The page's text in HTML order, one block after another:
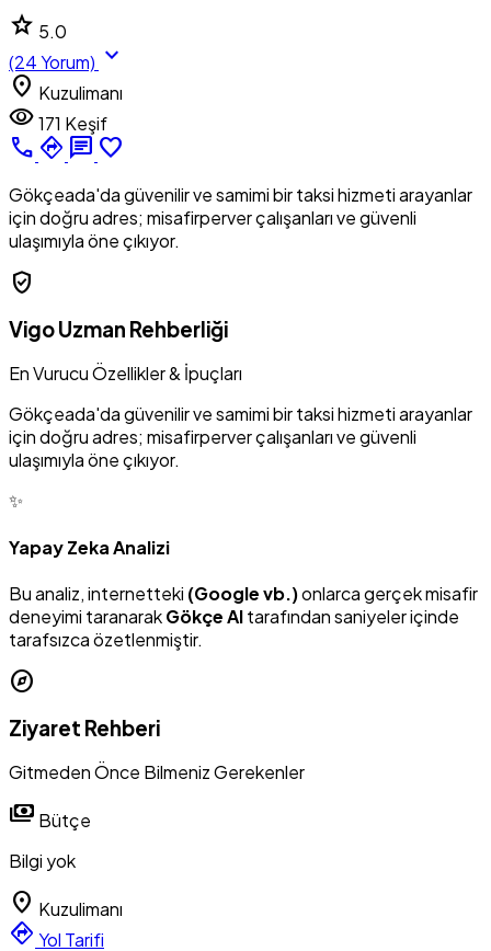
star 5.0
(24 Yorum) expand_more
location_on Kuzulimanı
visibility171 Keşif
call directions chat favorite_border
Gökçeada'da güvenilir ve samimi bir taksi hizmeti arayanlar
için doğru adres; misafirperver çalışanları ve güvenli
ulaşımıyla öne çıkıyor.
verified_user
Vigo Uzman Rehberliği
En Vurucu Özellikler & İpuçları
Gökçeada'da güvenilir ve samimi bir taksi hizmeti arayanlar
için doğru adres; misafirperver çalışanları ve güvenli
ulaşımıyla öne çıkıyor.
✨
Yapay Zeka Analizi
Bu analiz, internetteki (Google vb.)onlarca gerçek misafir
deneyimi taranarakGökçe AItarafından saniyeler içinde
tarafsızca özetlenmiştir.
explore
Ziyaret Rehberi
Gitmeden Önce Bilmeniz Gerekenler
payments Bütçe
Bilgi yok
location_on Kuzulimanı
directions Yol Tarifi